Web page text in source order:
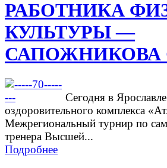
РАБОТНИКА
КУЛЬТУРЫ —
САПОЖНИКОВА
Сегодня в
оздоровительного комплекса
Межрегиональный турнир по
тренера Высшей...
Подробнее